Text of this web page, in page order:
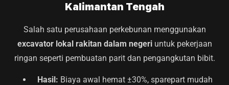
Kalimantan Tengah
Salah satu perusahaan perkebunan menggunakan
excavator lokal rakitan dalam negeriuntuk pekerjaan
ringan seperti pembuatan parit dan pengangkutan bibit.
Hasil: Biaya awal hemat ±30%, sparepart mudah